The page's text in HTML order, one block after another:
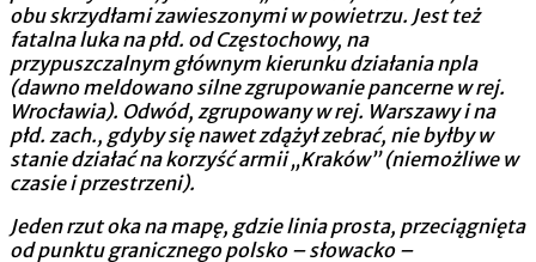
obu skrzydłami zawieszonymi w powietrzu. Jest też
fatalna luka na płd. od Częstochowy, na
przypuszczalnym głównym kierunku działania npla
(dawno meldowano silne zgrupowanie pancerne w rej.
Wrocławia). Odwód, zgrupowany w rej. Warszawy i na
płd. zach., gdyby się nawet zdążył zebrać, nie byłby w
stanie działać na korzyść armii „Kraków” (niemożliwe w
czasie i przestrzeni).
Jeden rzut oka na mapę, gdzie linia prosta, przeciągnięta
od punktu granicznego polsko – słowacko –